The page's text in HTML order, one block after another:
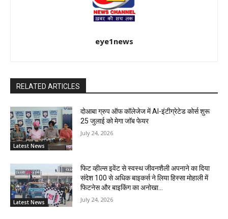
eye1news
RELATED ARTICLES
Latest News
दोआबा ग्रुप ऑफ कॉलेजेज में AI-इंटीग्रेटेड कोर्स शुरू
25 जुलाई को मेगा जॉब फेयर
July 24, 2026
Latest News
फिट व्हील्स इवेंट से स्वस्थ जीवनशैली अपनाने का दिया
संदेश 100 से अधिक बाइकर्स ने लिया हिस्सा मोहाली में
फिटनेस और बाइकिंग का अनोखा...
July 24, 2026